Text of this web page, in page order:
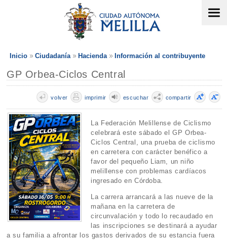
Inicio Ciudadanía Hacienda Información al contribuyente
GP Orbea-Ciclos Central
compartir
escuchar
imprimir
volver
La Federación Melillense de Ciclismo
celebrará este sábado el GP Orbea-
Ciclos Central, una prueba de ciclismo
en carretera con carácter benéfico a
favor del pequeño Liam, un niño
melillense con problemas cardíacos
ingresado en Córdoba.
La carrera arrancará a las nueve de la
mañana en la carretera de
circunvalación y todo lo recaudado en
las inscripciones se destinará a ayudar
a su familia a afrontar los gastos derivados de su estancia fuera